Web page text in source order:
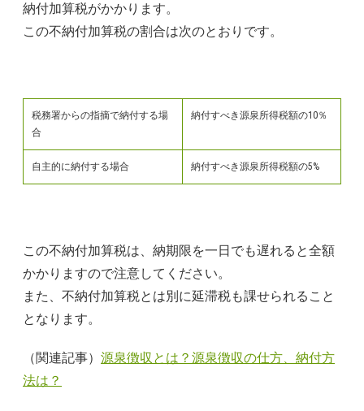
納付加算税がかかります。
この不納付加算税の割合は次のとおりです。
税務署からの指摘で納付する場
合
納付すべき源泉所得税額の10％
自主的に納付する場合 納付すべき源泉所得税額の5%
この不納付加算税は、納期限を一日でも遅れると全額
かかりますので注意してください。
また、不納付加算税とは別に延滞税も課せられること
となります。
（関連記事） 源泉徴収とは？源泉徴収の仕方、納付方
法は？